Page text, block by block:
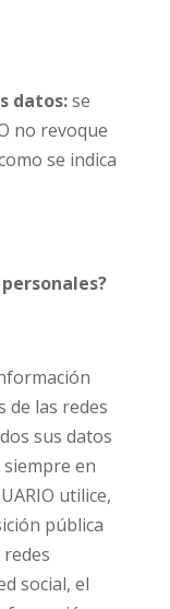
datos:se
no revoque
se indica
de las redes
sus datos
en
utilice,
pública
social, el